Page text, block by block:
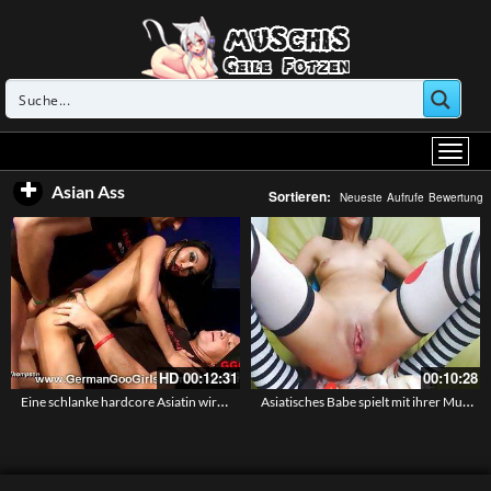
Asian Ass Sortieren: Neueste Aufrufe Bewertung
HD00:12:31
Eine schlanke hardcore Asiatin wird gleichzeitig in Arsch und Fotze gefickt – German Goo Girls
00:10:28
Asiatisches Babe spielt mit ihrer Muschi